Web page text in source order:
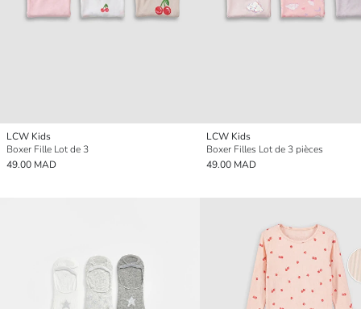
LCW Kids
Boxer Fille Lot de 3
49.00 MAD
LCW Kids
Boxer Filles Lot de 3 pièces
49.00 MAD